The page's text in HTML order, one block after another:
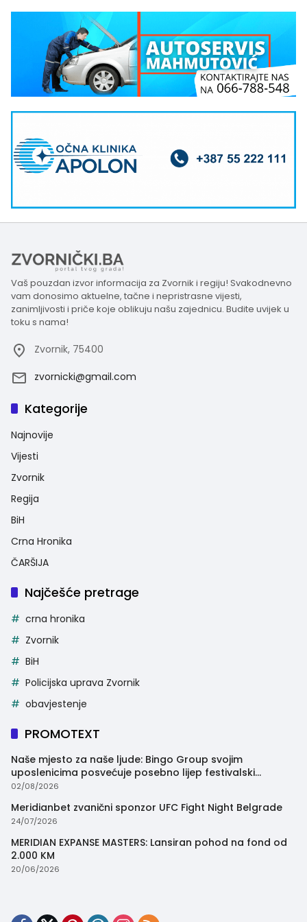
Vaš pouzdan izvor informacija za Zvornik i regiju! Svakodnevno
vam donosimo aktuelne, tačne i nepristrasne vijesti,
zanimljivosti i priče koje oblikuju našu zajednicu. Budite uvijek u
toku s nama!
Zvornik, 75400
zvornicki@gmail.com
Kategorije
Najnovije
Vijesti
Zvornik
Regija
BiH
Crna Hronika
ČARŠIJA
Najčešće pretrage
crna hronika
Zvornik
BiH
Policijska uprava Zvornik
obavjestenje
PROMOTEXT
Naše mjesto za naše ljude: Bingo Group svojim
uposlenicima posvećuje posebno lijep festivalski
trenutak
02/08/2026
Meridianbet zvanični sponzor UFC Fight Night Belgrade
24/07/2026
MERIDIAN EXPANSE MASTERS: Lansiran pohod na fond od
2.000 KM
20/06/2026